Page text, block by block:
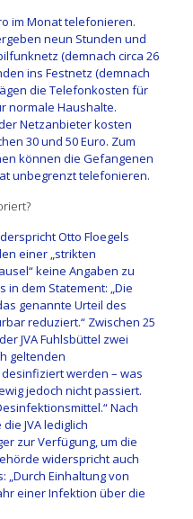
im Monat telefonieren.
neun Stunden und
(demnach circa 26
ins Festnetz (demnach
die Telefonkosten für
normale Haushalte.
Netzanbieter kosten
30 und 50 Euro. Zum
können die Gefangenen
unbegrenzt telefonieren.
Otto Floegels
einer „strikten
keine Angaben zu
dem Statement: „Die
genannte Urteil des
reduziert.“ Zwischen 25
JVA Fuhlsbüttel zwei
geltenden
werden – was
jedoch nicht passiert.
Nach
JVA lediglich
zur Verfügung, um die
widerspricht auch
„Durch Einhaltung von
einer Infektion über die